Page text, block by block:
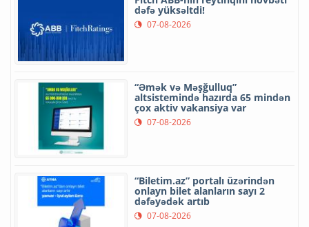
dəfə yüksəltdi!
07-08-2026
“Əmək və Məşğulluq”
altsistemində hazırda 65 mindən
çox aktiv vakansiya var
07-08-2026
“Biletim.az” portalı üzərindən
onlayn bilet alanların sayı 2
dəfəyədək artıb
07-08-2026